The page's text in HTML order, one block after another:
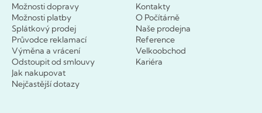
Možnosti dopravy
Možnosti platby
Splátkový prodej
Průvodce reklamací
Výměna a vrácení
Odstoupit od smlouvy
Jak nakupovat
Nejčastější dotazy
Kontakty
O Počítárně
Naše prodejna
Reference
Velkoobchod
Kariéra